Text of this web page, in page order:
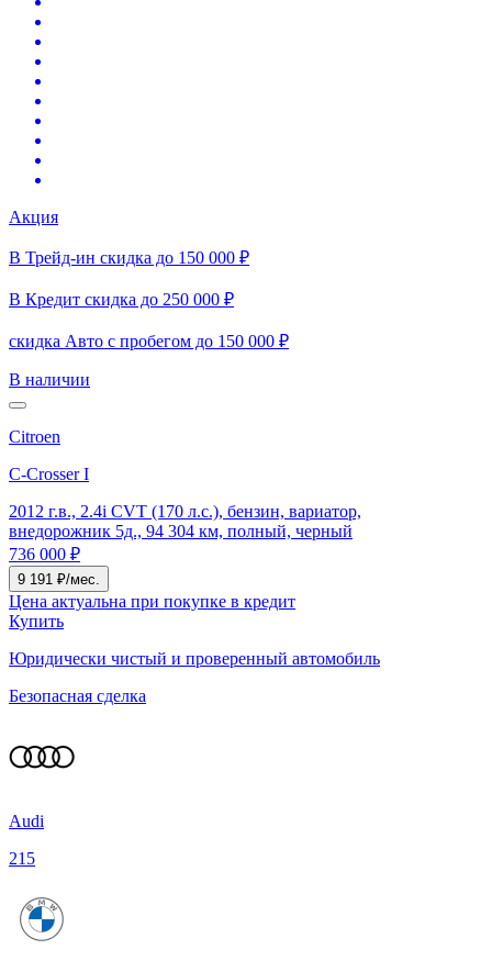
Акция
В Трейд-ин скидка до 150 000 ₽
В Кредит скидка до 250 000 ₽
скидка Авто с пробегом до 150 000 ₽
В наличии
Citroen
C-Crosser I
2012 г.в., 2.4i CVT (170 л.с.), бензин, вариатор,
внедорожник 5д., 94 304 км, полный, черный
736 000 ₽
9 191 ₽/мес.
Цена актуальна при покупке в кредит
Купить
Юридически чистый и проверенный автомобиль
Безопасная сделка
Audi
215